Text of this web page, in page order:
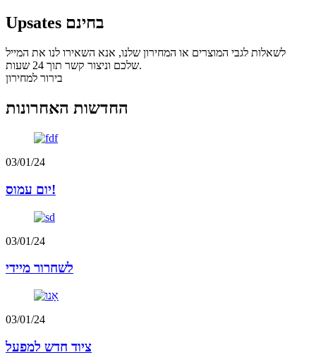
Upsates בחינם
לשאלות לגבי המוצרים או המחירון שלנו, אנא השאירו לנו את המייל
שלכם וניצור קשר תוך 24 שעות.
בירור למחירון
החדשות האחרונות
03/01/24
יום עמוס!
03/01/24
לשחרור מיידי
03/01/24
ציוד חדש למפעל